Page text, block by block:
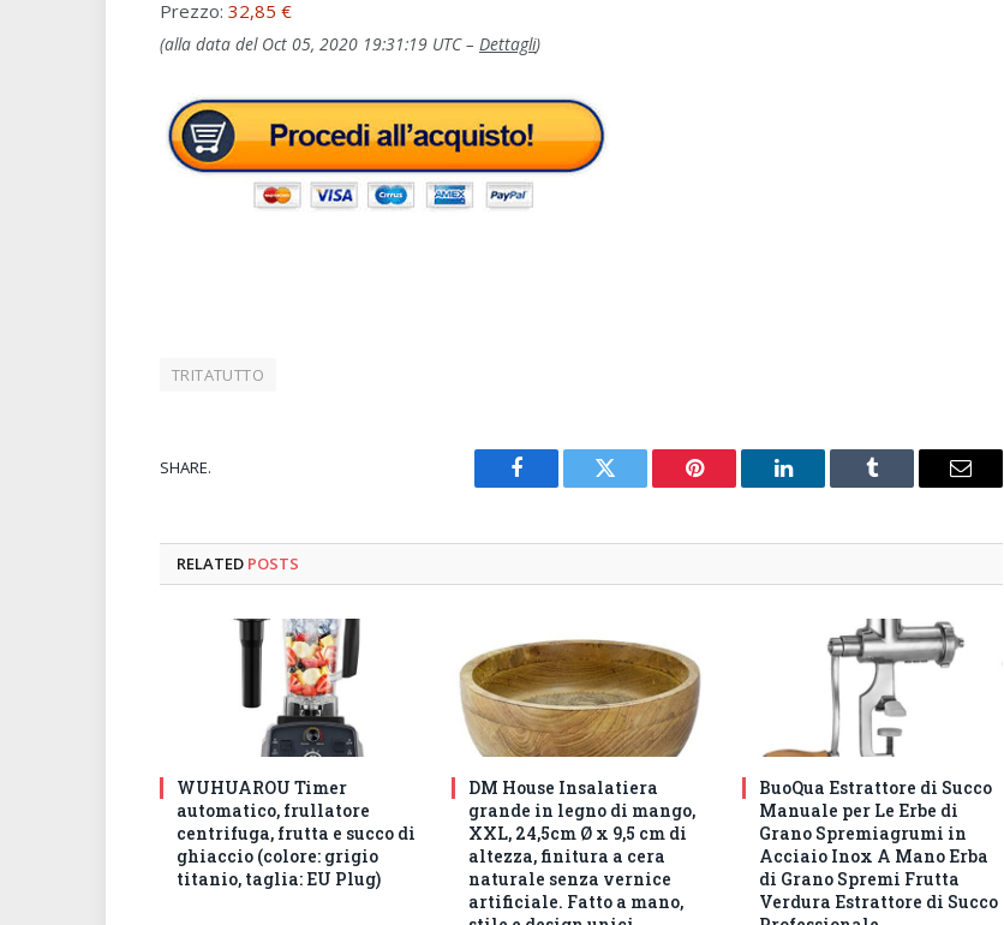
Prezzo: 32,85 €
(alla data del Oct 05, 2020 19:31:19 UTC – Dettagli)
TRITATUTTO
SHARE.
Facebook Twitter Pinterest LinkedIn Tumblr Email
RELATED POSTS
WUHUAROU Timer
automatico, frullatore
centrifuga, frutta e succo di
ghiaccio (colore: grigio
titanio, taglia: EU Plug)
DM House Insalatiera
grande in legno di mango,
XXL, 24,5cm Ø x 9,5 cm di
altezza, finitura a cera
naturale senza vernice
artificiale. Fatto a mano,
BuoQua Estrattore di Succo
Manuale per Le Erbe di
Grano Spremiagrumi in
Acciaio Inox A Mano Erba
di Grano Spremi Frutta
Verdura Estrattore di Succo